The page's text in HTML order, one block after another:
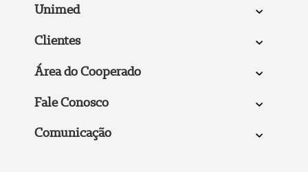
Unimed
Clientes
Área do Cooperado
Fale Conosco
Comunicação